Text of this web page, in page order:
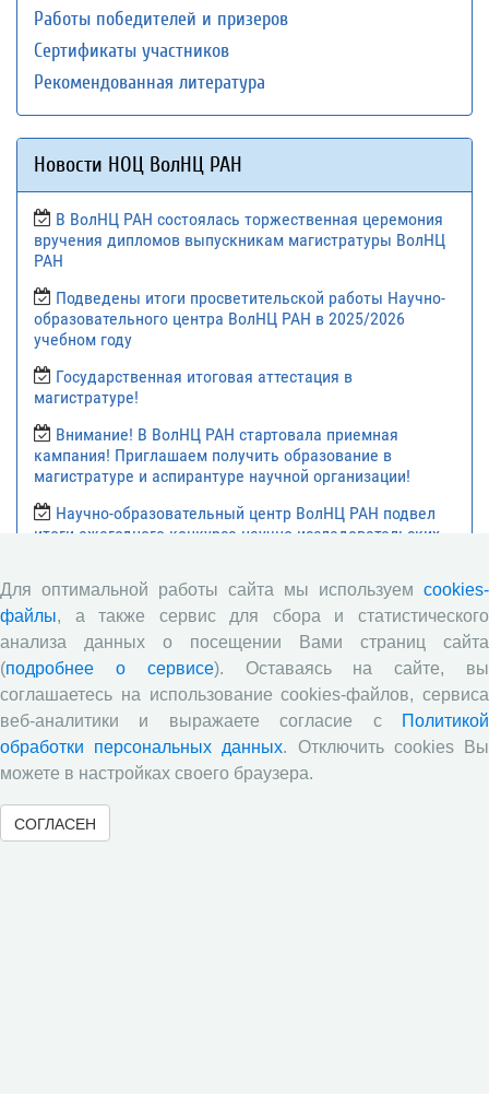
Работы победителей и призеров
Сертификаты участников
Рекомендованная литература
Новости НОЦ ВолНЦ РАН
В ВолНЦ РАН состоялась торжественная церемония
вручения дипломов выпускникам магистратуры ВолНЦ
РАН
Подведены итоги просветительской работы Научно-
образовательного центра ВолНЦ РАН в 2025/2026
учебном году
Государственная итоговая аттестация в
магистратуре!
Внимание! В ВолНЦ РАН стартовала приемная
кампания! Приглашаем получить образование в
магистратуре и аспирантуре научной организации!
Научно-образовательный центр ВолНЦ РАН подвел
итоги ежегодного конкурса научно-исследовательских
учреждений
Все сообщения »
Для оптимальной работы сайта мы используем cookies-
файлы, а также сервис для сбора и статистического
анализа данных о посещении Вами страниц сайта
(подробнее о сервисе). Оставаясь на сайте, вы
соглашаетесь на использование cookies-файлов, сервиса
веб-аналитики и выражаете согласие с
Политикой
обработки персональных данных. Отключить cookies Вы
можете в настройках своего браузера.
СОГЛАСЕН